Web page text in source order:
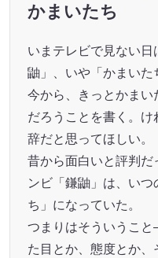
かまいたち
いまテレビで見ない
鼬」、いや「かまいた
今から、きっとかま
だろうことを書く。
辞だと思ってほしい。
昔から面白いと評判だ
ンビ「鎌鼬」は、い
ち」になっていた。
つまりはそういうこ
た目とか、態度とか